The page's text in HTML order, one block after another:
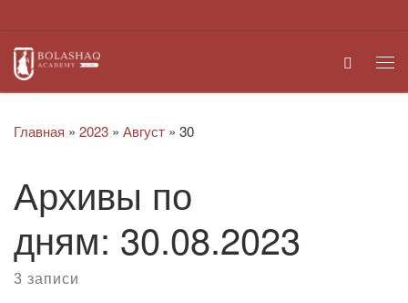
Search
Главная » 2023 » Август » 30
Архивы по
дням: 30.08.2023
3 записи